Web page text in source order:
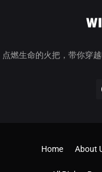
点燃生命的火把，带你穿
Home About